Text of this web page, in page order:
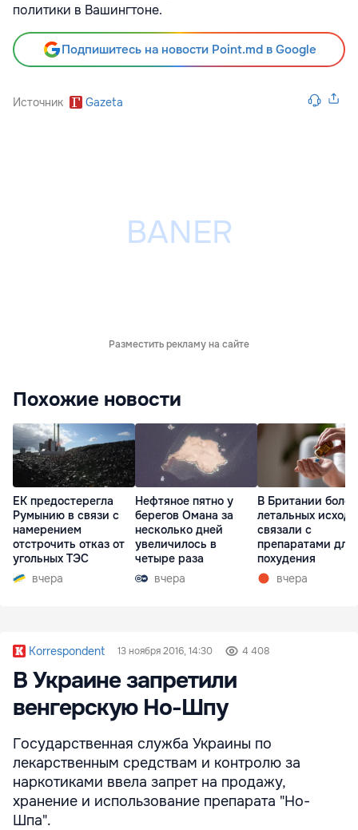
политики в Вашингтоне.
Подпишитесь на новости Point.md в Google
Источник Gazeta
Разместить рекламу на сайте
Похожие новости
ЕК предостерегла
Румынию в связи с
намерением
отстрочить отказ от
угольных ТЭС
вчера
Нефтяное пятно у
берегов Омана за
несколько дней
увеличилось в
четыре раза
вчера
В Британии
летальных
связали с
препаратами для
похудения
вчера
Korrespondent 13 ноября 2016, 14:30 4 408
В Украине запретили
венгерскую Но-Шпу
Государственная служба Украины по
лекарственным средствам и контролю за
наркотиками ввела запрет на продажу,
хранение и использование препарата "Но-
Шпа".